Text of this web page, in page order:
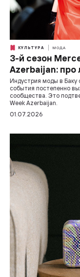
КУЛЬТУРА МОДА
3-й сезон
Azerbaijan: про
Индустрия моды в Баку
события постепенно
сообщества. Это
Week Azerbaijan.
01.07.2026